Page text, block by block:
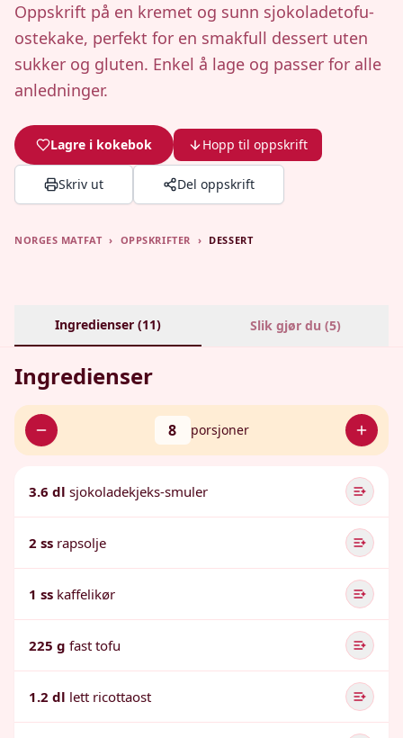
Oppskrift på en kremet og sunn sjokoladetofu-
ostekake, perfekt for en smakfull dessert uten
sukker og gluten. Enkel å lage og passer for alle
anledninger.
Lagre i kokebok Hopp til oppskrift
Skriv ut Del oppskrift
NORGES MATFAT › OPPSKRIFTER › DESSERT
Ingredienser (11) Slik gjør du (5)
Ingredienser
8 porsjoner
3.6 dl sjokoladekjeks-smuler
2 ss rapsolje
1 ss kaffelikør
225 g fast tofu
1.2 dl lett ricottaost